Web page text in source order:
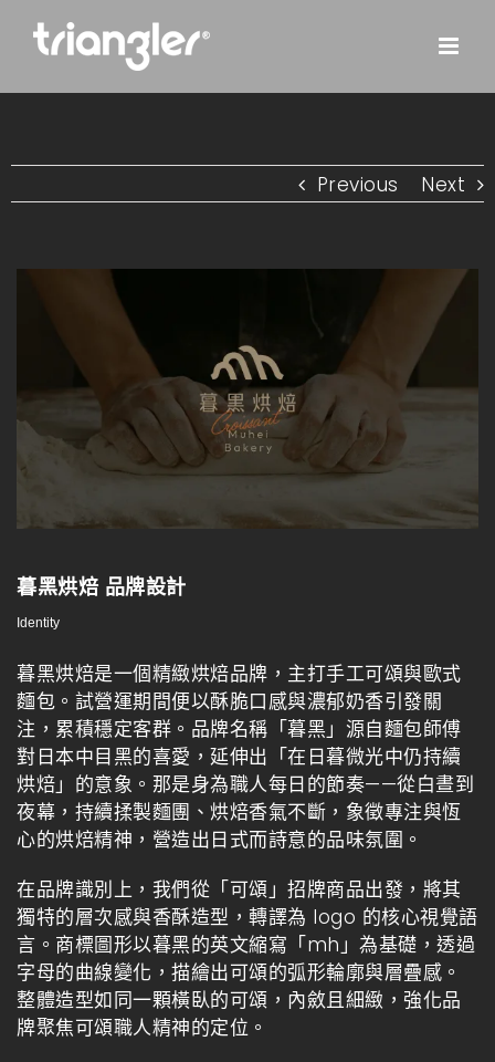
Previous Next
暮黑烘焙 品牌設計
Identity
暮黑烘焙是一個精緻烘焙品牌，主打手工可頌與歐式
麵包。試營運期間便以酥脆口感與濃郁奶香引發關
注，累積穩定客群。品牌名稱「暮黑」源自麵包師傅
對日本中目黑的喜愛，延伸出「在日暮微光中仍持續
烘焙」的意象。那是身為職人每日的節奏——從白晝到
夜幕，持續揉製麵團、烘焙香氣不斷，象徵專注與恆
心的烘焙精神，營造出日式而詩意的品味氛圍。
在品牌識別上，我們從「可頌」招牌商品出發，將其
獨特的層次感與香酥造型，轉譯為 logo 的核心視覺語
言。商標圖形以暮黑的英文縮寫「mh」為基礎，透過
字母的曲線變化，描繪出可頌的弧形輪廓與層疊感。
整體造型如同一顆橫臥的可頌，內斂且細緻，強化品
牌聚焦可頌職人精神的定位。